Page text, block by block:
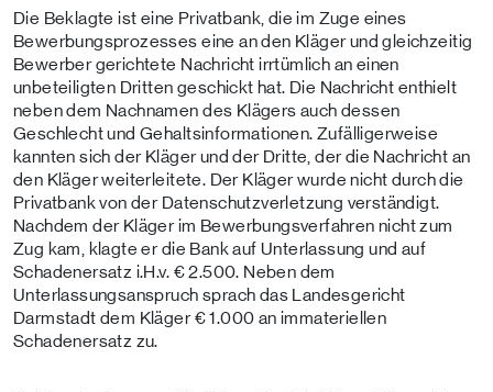
Die Beklagte ist eine Privatbank, die im Zuge eines
Bewerbungsprozesses eine an den Kläger und gleichzeitig
Bewerber gerichtete Nachricht irrtümlich an einen
unbeteiligten Dritten geschickt hat. Die Nachricht enthielt
neben dem Nachnamen des Klägers auch dessen
Geschlecht und Gehaltsinformationen. Zufälligerweise
kannten sich der Kläger und der Dritte, der die Nachricht an
den Kläger weiterleitete. Der Kläger wurde nicht durch die
Privatbank von der Datenschutzverletzung verständigt.
Nachdem der Kläger im Bewerbungsverfahren nicht zum
Zug kam, klagte er die Bank auf Unterlassung und auf
Schadenersatz i.H.v. € 2.500. Neben dem
Unterlassungsanspruch sprach das Landesgericht
Darmstadt dem Kläger € 1.000 an immateriellen
Schadenersatz zu.